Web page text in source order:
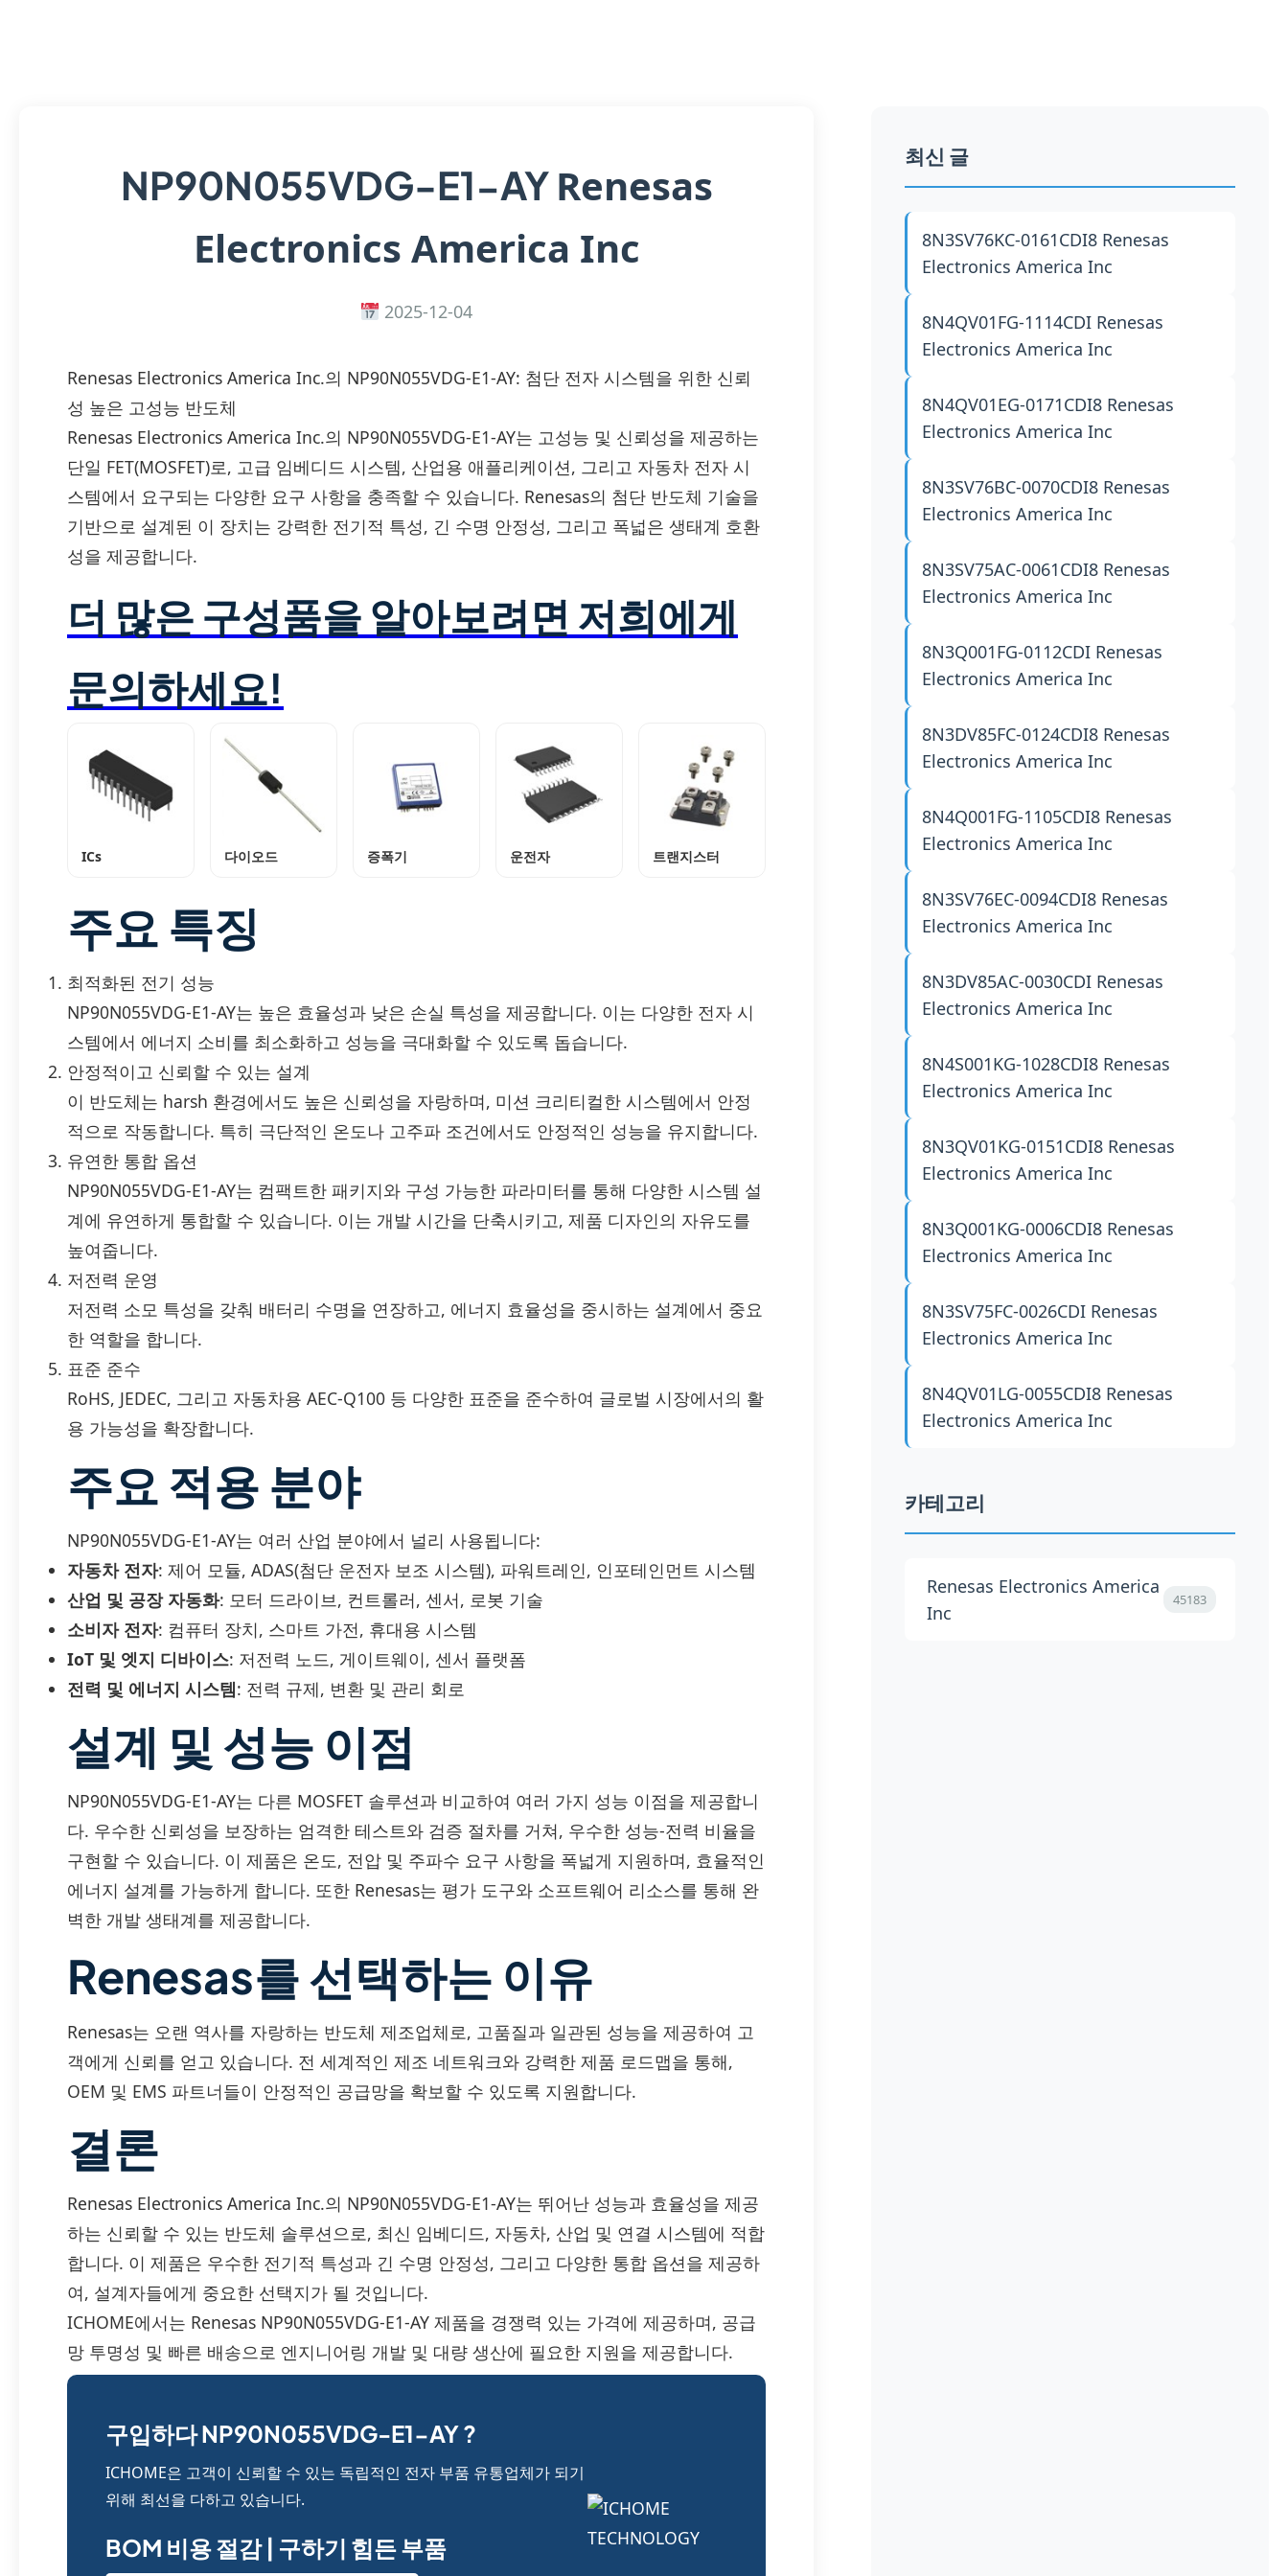
NP90N055VDG-E1-AYRenesas
Electronics America Inc
2025-12-04
Renesas Electronics America Inc.의 NP90N055VDG-E1-AY: 첨단 전자 시스템을 위한 신뢰
성 높은 고성능 반도체
Renesas Electronics America Inc.의 NP90N055VDG-E1-AY는 고성능 및 신뢰성을 제공하는
단일 FET(MOSFET)로, 고급 임베디드 시스템, 산업용 애플리케이션, 그리고 자동차 전자 시
스템에서 요구되는 다양한 요구 사항을 충족할 수 있습니다. Renesas의 첨단 반도체 기술을
기반으로 설계된 이 장치는 강력한 전기적 특성, 긴 수명 안정성, 그리고 폭넓은 생태계 호환
성을 제공합니다.
더 많은 구성품을 알아보려면 저희에게
문의하세요!
ICs 다이오드 증폭기 운전자 트랜지스터
주요 특징
최적화된 전기 성능
NP90N055VDG-E1-AY는 높은 효율성과 낮은 손실 특성을 제공합니다. 이는 다양한 전자 시
스템에서 에너지 소비를 최소화하고 성능을 극대화할 수 있도록 돕습니다.
안정적이고 신뢰할 수 있는 설계
이 반도체는 harsh 환경에서도 높은 신뢰성을 자랑하며, 미션 크리티컬한 시스템에서 안정
적으로 작동합니다. 특히 극단적인 온도나 고주파 조건에서도 안정적인 성능을 유지합니다.
유연한 통합 옵션
NP90N055VDG-E1-AY는 컴팩트한 패키지와 구성 가능한 파라미터를 통해 다양한 시스템 설
계에 유연하게 통합할 수 있습니다. 이는 개발 시간을 단축시키고, 제품 디자인의 자유도를
높여줍니다.
저전력 운영
저전력 소모 특성을 갖춰 배터리 수명을 연장하고, 에너지 효율성을 중시하는 설계에서 중요
한 역할을 합니다.
표준 준수
RoHS, JEDEC, 그리고 자동차용 AEC-Q100 등 다양한 표준을 준수하여 글로벌 시장에서의 활
용 가능성을 확장합니다.
주요 적용 분야
NP90N055VDG-E1-AY는 여러 산업 분야에서 널리 사용됩니다:
자동차 전자: 제어 모듈, ADAS(첨단 운전자 보조 시스템), 파워트레인, 인포테인먼트 시스템
산업 및 공장 자동화: 모터 드라이브, 컨트롤러, 센서, 로봇 기술
소비자 전자: 컴퓨터 장치, 스마트 가전, 휴대용 시스템
IoT 및 엣지 디바이스: 저전력 노드, 게이트웨이, 센서 플랫폼
전력 및 에너지 시스템: 전력 규제, 변환 및 관리 회로
설계 및 성능 이점
NP90N055VDG-E1-AY는 다른 MOSFET 솔루션과 비교하여 여러 가지 성능 이점을 제공합니
다. 우수한 신뢰성을 보장하는 엄격한 테스트와 검증 절차를 거쳐, 우수한 성능-전력 비율을
구현할 수 있습니다. 이 제품은 온도, 전압 및 주파수 요구 사항을 폭넓게 지원하며, 효율적인
에너지 설계를 가능하게 합니다. 또한 Renesas는 평가 도구와 소프트웨어 리소스를 통해 완
벽한 개발 생태계를 제공합니다.
Renesas를 선택하는 이유
Renesas는 오랜 역사를 자랑하는 반도체 제조업체로, 고품질과 일관된 성능을 제공하여 고
객에게 신뢰를 얻고 있습니다. 전 세계적인 제조 네트워크와 강력한 제품 로드맵을 통해,
OEM 및 EMS 파트너들이 안정적인 공급망을 확보할 수 있도록 지원합니다.
결론
Renesas Electronics America Inc.의 NP90N055VDG-E1-AY는 뛰어난 성능과 효율성을 제공
하는 신뢰할 수 있는 반도체 솔루션으로, 최신 임베디드, 자동차, 산업 및 연결 시스템에 적합
합니다. 이 제품은 우수한 전기적 특성과 긴 수명 안정성, 그리고 다양한 통합 옵션을 제공하
여, 설계자들에게 중요한 선택지가 될 것입니다.
ICHOME에서는 Renesas NP90N055VDG-E1-AY 제품을 경쟁력 있는 가격에 제공하며, 공급
망 투명성 및 빠른 배송으로 엔지니어링 개발 및 대량 생산에 필요한 지원을 제공합니다.
구입하다 NP90N055VDG-E1-AY ?
ICHOME은 고객이 신뢰할 수 있는 독립적인 전자 부품 유통업체가 되기
위해 최선을 다하고 있습니다.
BOM 비용 절감 | 구하기 힘든 부품
최신 글
8N3SV76KC-0161CDI8 Renesas
Electronics America Inc
8N4QV01FG-1114CDI Renesas
Electronics America Inc
8N4QV01EG-0171CDI8 Renesas
Electronics America Inc
8N3SV76BC-0070CDI8 Renesas
Electronics America Inc
8N3SV75AC-0061CDI8 Renesas
Electronics America Inc
8N3Q001FG-0112CDI Renesas
Electronics America Inc
8N3DV85FC-0124CDI8 Renesas
Electronics America Inc
8N4Q001FG-1105CDI8 Renesas
Electronics America Inc
8N3SV76EC-0094CDI8 Renesas
Electronics America Inc
8N3DV85AC-0030CDI Renesas
Electronics America Inc
8N4S001KG-1028CDI8 Renesas
Electronics America Inc
8N3QV01KG-0151CDI8 Renesas
Electronics America Inc
8N3Q001KG-0006CDI8 Renesas
Electronics America Inc
8N3SV75FC-0026CDI Renesas
Electronics America Inc
8N4QV01LG-0055CDI8 Renesas
Electronics America Inc
카테고리
Renesas Electronics America
Inc
45183